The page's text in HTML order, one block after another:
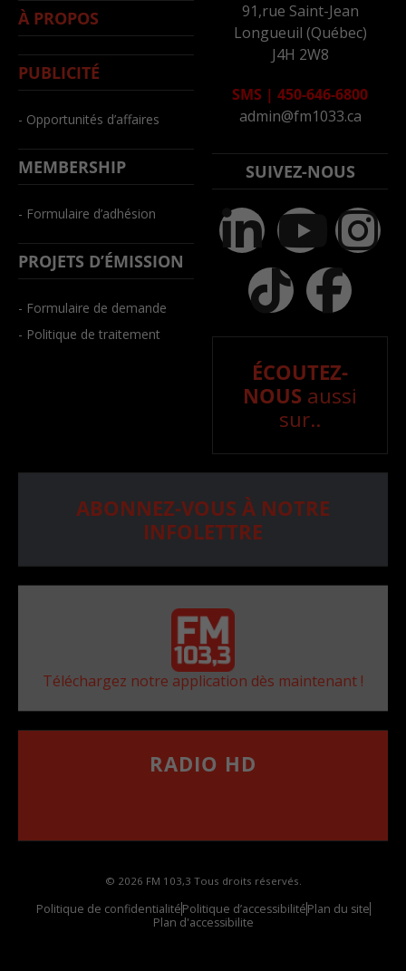
À PROPOS
PUBLICITÉ
- Opportunités d’affaires
MEMBERSHIP
- Formulaire d’adhésion
PROJETS D’ÉMISSION
- Formulaire de demande
- Politique de traitement
91,rue Saint-Jean
Longueuil (Québec)
J4H 2W8
SMS | 450-646-6800
admin@fm1033.ca
SUIVEZ-NOUS
ÉCOUTEZ-
NOUS aussi
sur..
ABONNEZ-VOUS À NOTRE
INFOLETTRE
Téléchargez notre application dès maintenant !
RADIO HD
© 2026 FM 103,3 Tous droits réservés.
Politique de confidentialitéPolitique d’accessibilitéPlan du site
Plan d'accessibilite